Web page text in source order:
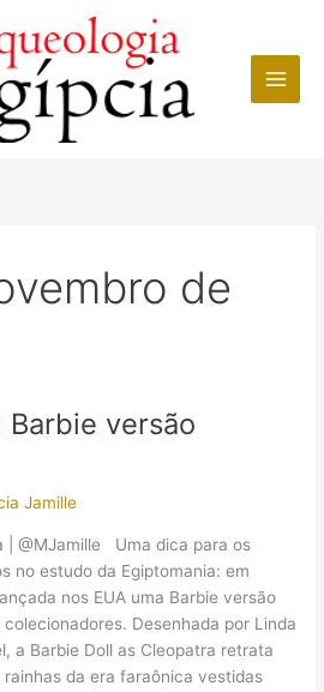
de
versão
Jamille
| @MJamille Uma dica para os
no estudo da Egiptomania: em
nos EUA uma Barbie versão
Desenhada por Linda
a Barbie Doll as Cleopatra retrata
da era faraônica vestidas